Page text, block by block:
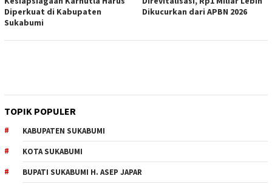
Diperkuat di Kabupaten
Sukabumi
Dikucurkan dari APBN 2026
TOPIK POPULER
KABUPATEN SUKABUMI
KOTA SUKABUMI
BUPATI SUKABUMI H. ASEP JAPAR